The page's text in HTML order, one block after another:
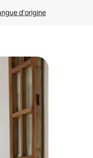
d'origine